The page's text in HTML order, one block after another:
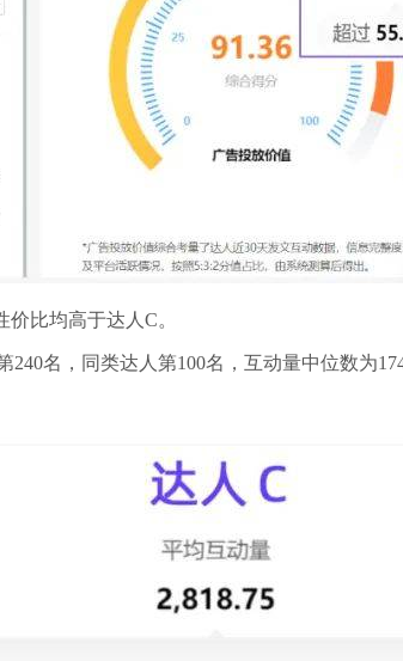
比均高于达人C。
名，同类达人第100名，互动量中位数为